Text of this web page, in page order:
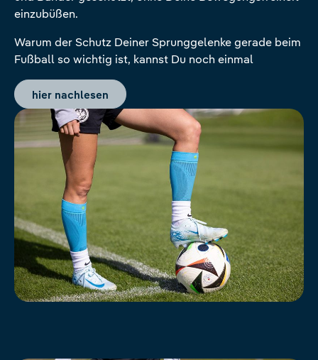
einzubüßen.
Warum der Schutz Deiner Sprunggelenke gerade beim
Fußball so wichtig ist, kannst Du noch einmal
hier nachlesen